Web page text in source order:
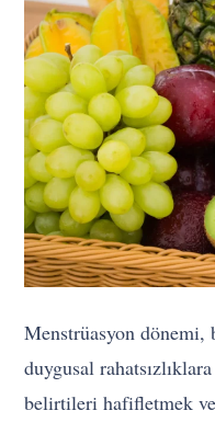
Menstrüasyon dönemi,
duygusal
belirtileri hafifletmek